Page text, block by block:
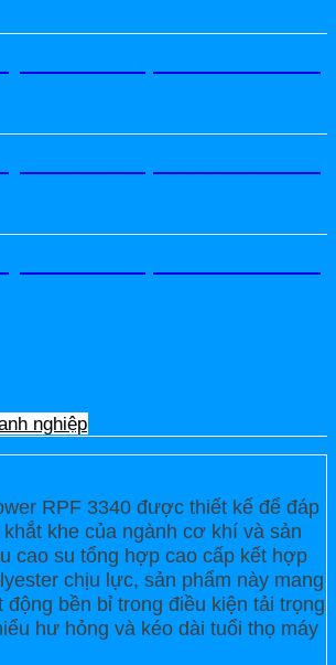
nghiệp
RPF 3340 được thiết kế để đáp
khe của ngành cơ khí và sản
cao su tổng hợp cao cấp kết hợp
chịu lực, sản phẩm này mang
động bền bỉ trong điều kiện tải trọng
hư hỏng và kéo dài tuổi thọ máy